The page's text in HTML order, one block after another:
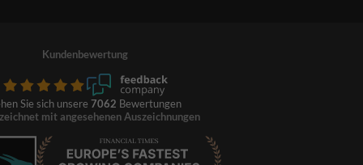
Kundenbewertung
Sie sich unsere 7062 Bewertungen
mit angesehenen Auszeichnungen